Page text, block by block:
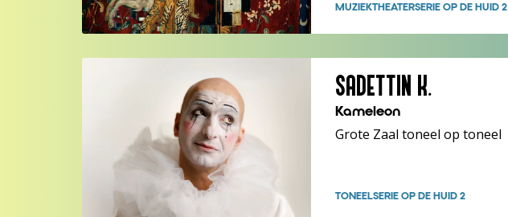
MUZIEKTHEATERSERIE OP DE HUID 2
SADETTIN K.
Kameleon
Grote Zaal toneel op toneel
TONEELSERIE OP DE HUID 2